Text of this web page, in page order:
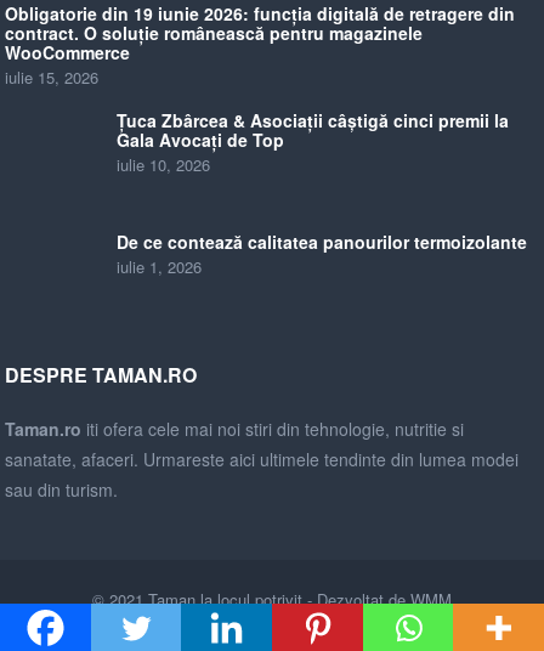
Obligatorie din 19 iunie 2026: funcția digitală de retragere din
contract. O soluție românească pentru magazinele
WooCommerce
iulie 15, 2026
Țuca Zbârcea & Asociații câștigă cinci premii la
Gala Avocați de Top
iulie 10, 2026
De ce contează calitatea panourilor termoizolante
iulie 1, 2026
DESPRE TAMAN.RO
Taman.ro iti ofera cele mai noi stiri din tehnologie, nutritie si
sanatate, afaceri. Urmareste aici ultimele tendinte din lumea modei
sau din turism.
© 2021Taman la locul potrivit- Dezvoltat deWMM